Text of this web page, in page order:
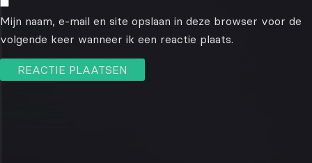
Mijn naam, e-mail en site opslaan in deze browser voor de
volgende keer wanneer ik een reactie plaats.